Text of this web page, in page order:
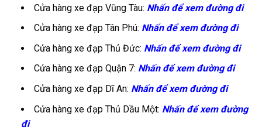
Cửa hàng xe đạp Vũng Tàu: Nhấn để xem đường đi
Cửa hàng xe đạp Tân Phú: Nhấn để xem đường đi
Cửa hàng xe đạp Thủ Đức: Nhấn để xem đường đi
Cửa hàng xe đạp Quận 7: Nhấn để xem đường đi
Cửa hàng xe đạp Dĩ An: Nhấn để xem đường đi
Cửa hàng xe đạp Thủ Dầu Một: Nhấn để xem đường
đi